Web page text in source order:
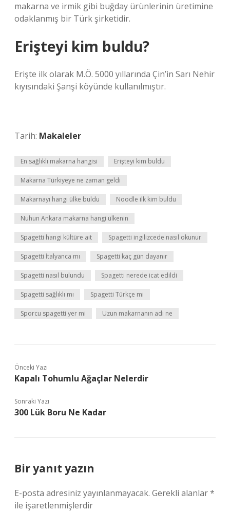
makarna ve irmik gibi buğday ürünlerinin üretimine
odaklanmış bir Türk şirketidir.
Erişteyi kim buldu?
Erişte ilk olarak M.Ö. 5000 yıllarında Çin’in Sarı Nehir
kıyısındaki Şanşi köyünde kullanılmıştır.
Tarih: Makaleler
En sağlıklı makarna hangisi Erişteyi kim buldu
Makarna Türkiyeye ne zaman geldi
Makarnayı hangi ülke buldu Noodle ilk kim buldu
Nuhun Ankara makarna hangi ülkenin
Spagetti hangi kültüre ait Spagetti ingilizcede nasıl okunur
Spagetti İtalyanca mı Spagetti kaç gün dayanır
Spagetti nasıl bulundu Spagetti nerede icat edildi
Spagetti sağlıklı mı Spagetti Türkçe mi
Sporcu spagetti yer mi Uzun makarnanın adı ne
Önceki Yazı
Kapalı Tohumlu Ağaçlar Nelerdir
Sonraki Yazı
300 Lük Boru Ne Kadar
Bir yanıt yazın
E-posta adresiniz yayınlanmayacak. Gerekli alanlar*
ile işaretlenmişlerdir